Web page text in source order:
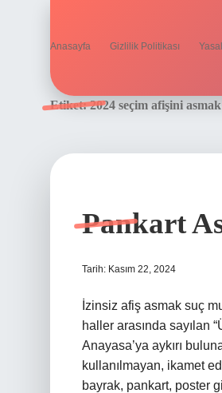
Anasayfa Gizlilik Politikası
Etiket:2024 seçim afişini
Pankart
Tarih: Kasım 22, 2024
İzinsiz afiş asmak suç
haller arasında sayılan
Anayasa’ya aykırı
kullanılmayan, ikamet
bayrak, pankart, poster